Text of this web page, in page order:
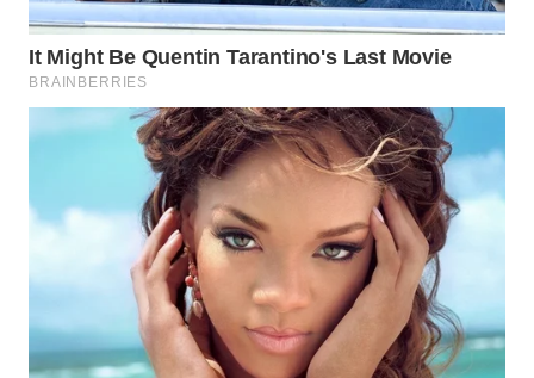
WN
LIKUPANG
Media
Group